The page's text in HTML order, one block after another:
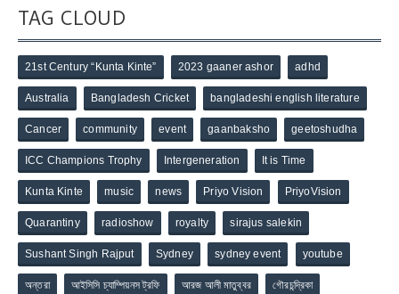
TAG CLOUD
21st Century “Kunta Kinte” 2023 gaaner ashor adhd
Australia Bangladesh Cricket bangladeshi english literature
Cancer community event gaanbaksho geetoshudha
ICC Champions Trophy Intergeneration It is Time
Kunta Kinte music news Priyo Vision PriyoVision
Quarantiny radioshow royalty sirajus salekin
Sushant Singh Rajput Sydney sydney event youtube
অন্তরা আইসিসি চ্যাম্পিয়নস ট্রফি আরজ আলী মাতুব্বর গৌরচন্দ্রিকা